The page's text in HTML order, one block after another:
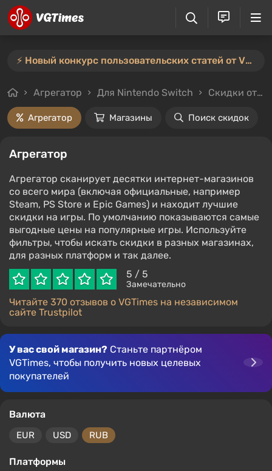
⚡️ Новый конкурс пользовательских статей от VGTimes — участвуйте тут ⚡️
Агрегатор Для Nintendo Switch Скидки от 3%
Агрегатор Магазины Поиск скидок
Агрегатор
Агрегатор сканирует десятки интернет-магазинов
со всего мира (включая официальные, например
Steam, PS Store и Epic Games) и находит лучшие
скидки на игры. По умолчанию показываются самые
выгодные цены на популярные игры. Используйте
фильтры, чтобы искать скидки в разных магазинах,
для разных платформ и так далее.
5 / 5
Замечательно
Читайте 370 отзывов о VGTimes на независимом
сайте Trustpilot
У вас свой магазин? Станьте партнёром
VGTimes, чтобы получить новых целевых
покупателей
Валюта
EUR USD RUB
Платформы